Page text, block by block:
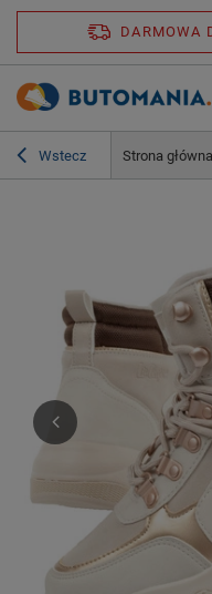
DARMOWA
Wstecz Strona główna